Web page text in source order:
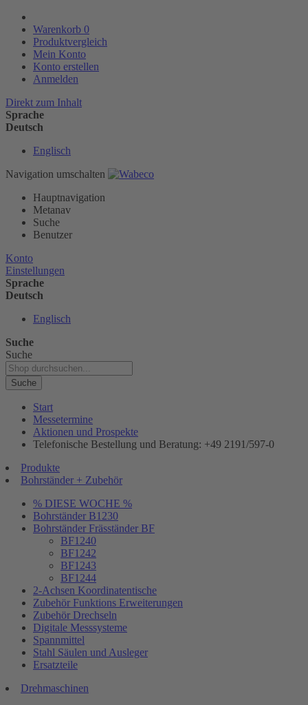
Warenkorb 0
Produktvergleich
Mein Konto
Konto erstellen
Anmelden
Direkt zum Inhalt
Sprache
Deutsch
Englisch
Navigation umschalten
Hauptnavigation
Metanav
Suche
Benutzer
Konto
Einstellungen
Sprache
Deutsch
Englisch
Suche
Suche
Suche
Start
Messetermine
Aktionen und Prospekte
Telefonische Bestellung und Beratung: +49 2191/597-0
Produkte
Bohrständer + Zubehör
% DIESE WOCHE %
Bohrständer B1230
Bohrständer Fräsständer BF
BF1240
BF1242
BF1243
BF1244
2-Achsen Koordinatentische
Zubehör Funktions Erweiterungen
Zubehör Drechseln
Digitale Messsysteme
Spannmittel
Stahl Säulen und Ausleger
Ersatzteile
Drehmaschinen